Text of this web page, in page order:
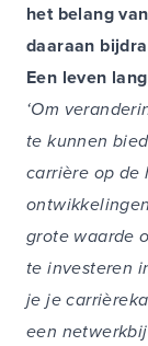
het belang
daaraan
Een leven
‘Om
te kunnen
carrière op de
grote waarde
te investeren
je je
een